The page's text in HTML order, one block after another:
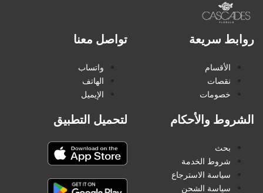
روابط سريعة
الأقسام
نقصات
خصومات
تواصل معنا
واتساب
الهاتف
الإيميل
الشروط والأحكام
بحث
شروط الخدمة
سياسة الاسترجاع
سياسة الشحن
لتحميل التطبيق